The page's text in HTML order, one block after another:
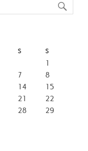
S S
1
7
8
14
15
21
22
28
29